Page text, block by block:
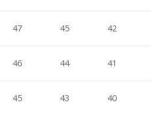
47 45 42
46 44 41
45 43 40